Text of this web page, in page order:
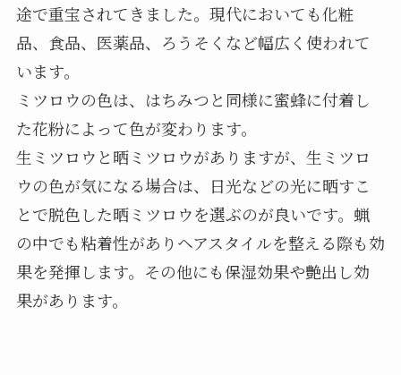
途で重宝されてきました。現代においても化粧
品、食品、医薬品、ろうそくなど幅広く使われて
います。
ミツロウの色は、はちみつと同様に蜜蜂に付着し
た花粉によって色が変わります。
生ミツロウと晒ミツロウがありますが、生ミツロ
ウの色が気になる場合は、日光などの光に晒すこ
とで脱色した晒ミツロウを選ぶのが良いです。蝋
の中でも粘着性がありヘアスタイルを整える際も効
果を発揮します。その他にも保湿効果や艶出し効
果があります。